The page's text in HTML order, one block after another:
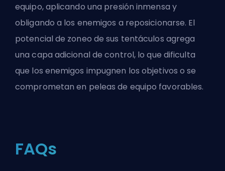
equipo, aplicando una presión inmensa y
obligando a los enemigos a reposicionarse. El
potencial de zoneo de sus tentáculos agrega
una capa adicional de control, lo que dificulta
que los enemigos impugnen los objetivos o se
comprometan en peleas de equipo favorables.
FAQs